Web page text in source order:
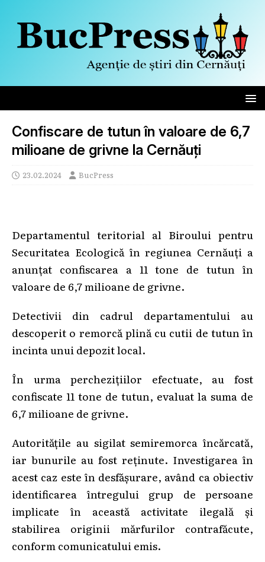
Confiscare de tutun în valoare de 6,7
milioane de grivne la Cernăuți
23.02.2024 BucPress
Departamentul teritorial al Biroului pentru
Securitatea Ecologică în regiunea Cernăuți a
anunțat confiscarea a 11 tone de tutun în
valoare de 6,7 milioane de grivne.
Detectivii din cadrul departamentului au
descoperit o remorcă plină cu cutii de tutun în
incinta unui depozit local.
În urma perchezițiilor efectuate, au fost
confiscate 11 tone de tutun, evaluat la suma de
6,7 milioane de grivne.
Autoritățile au sigilat semiremorca încărcată,
iar bunurile au fost reținute. Investigarea în
acest caz este în desfășurare, având ca obiectiv
identificarea întregului grup de persoane
implicate în această activitate ilegală și
stabilirea originii mărfurilor contrafăcute,
conform comunicatului emis.